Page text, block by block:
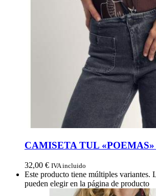
CAMISETA TUL
32,00 € IVA incluido
Este producto tiene múltiples variantes.
pueden elegir en la página de producto